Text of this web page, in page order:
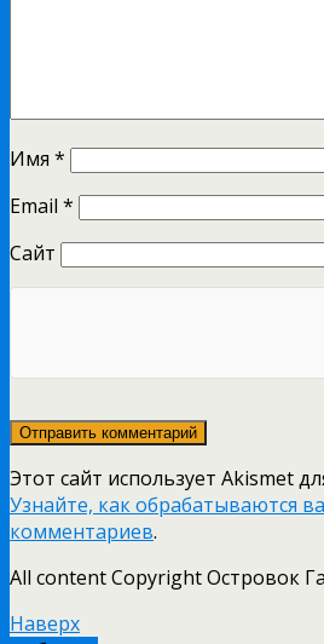
Имя *
Email *
Сайт
Этот сайт использует Akismet
Узнайте, как обрабатываются
комментариев.
All content Copyright Островок
Наверх